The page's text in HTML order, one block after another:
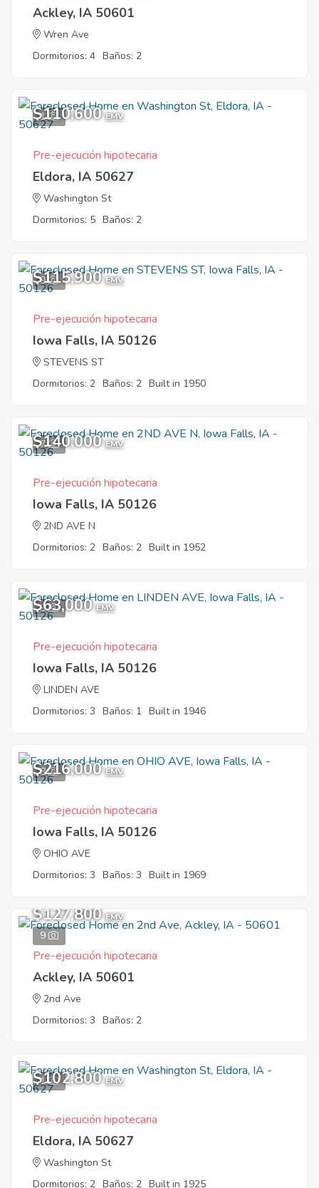
Ackley, IA 50601
Wren Ave
Dormitorios: 4 Baños: 2
1
$110,600 EMV
Pre-ejecución hipotecaria
Eldora, IA 50627
Washington St
Dormitorios: 5 Baños: 2
9
$115,900 EMV
Pre-ejecución hipotecaria
Iowa Falls, IA 50126
STEVENS ST
Dormitorios: 2 Baños: 2 Built in 1950
7
$140,000 EMV
Pre-ejecución hipotecaria
Iowa Falls, IA 50126
2ND AVE N
Dormitorios: 2 Baños: 2 Built in 1952
9
$63,000 EMV
Pre-ejecución hipotecaria
Iowa Falls, IA 50126
LINDEN AVE
Dormitorios: 3 Baños: 1 Built in 1946
8
$216,000 EMV
Pre-ejecución hipotecaria
Iowa Falls, IA 50126
OHIO AVE
Dormitorios: 3 Baños: 3 Built in 1969
9
$127,800 EMV
Pre-ejecución hipotecaria
Ackley, IA 50601
2nd Ave
Dormitorios: 3 Baños: 2
1
$102,800 EMV
Pre-ejecución hipotecaria
Eldora, IA 50627
Washington St
Dormitorios: 2 Baños: 2 Built in 1925